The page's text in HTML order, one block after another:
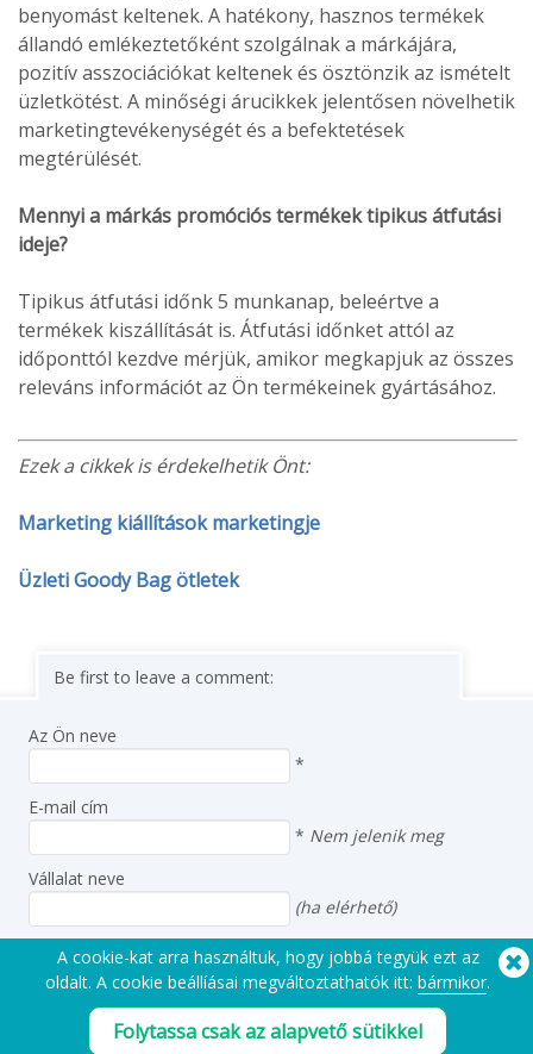
benyomást keltenek. A hatékony, hasznos termékek
állandó emlékeztetőként szolgálnak a márkájára,
pozitív asszociációkat keltenek és ösztönzik az ismételt
üzletkötést. A minőségi árucikkek jelentősen növelhetik
marketingtevékenységét és a befektetések
megtérülését.
Mennyi a márkás promóciós termékek tipikus átfutási
ideje?
Tipikus átfutási időnk 5 munkanap, beleértve a
termékek kiszállítását is. Átfutási időnket attól az
időponttól kezdve mérjük, amikor megkapjuk az összes
releváns információt az Ön termékeinek gyártásához.
Ezek a cikkek is érdekelhetik Önt:
Marketing kiállítások marketingje
Üzleti Goody Bag ötletek
Be first to leave a comment:
Az Ön neve
*
E-mail cím
* Nem jelenik meg
Vállalat neve
(ha elérhető)
Ország
A cookie-kat arra használtuk, hogy jobbá tegyük ezt az
oldalt. A cookie beállíásai megváltoztathatók itt: bármikor.
Folytassa csak az alapvető sütikkel